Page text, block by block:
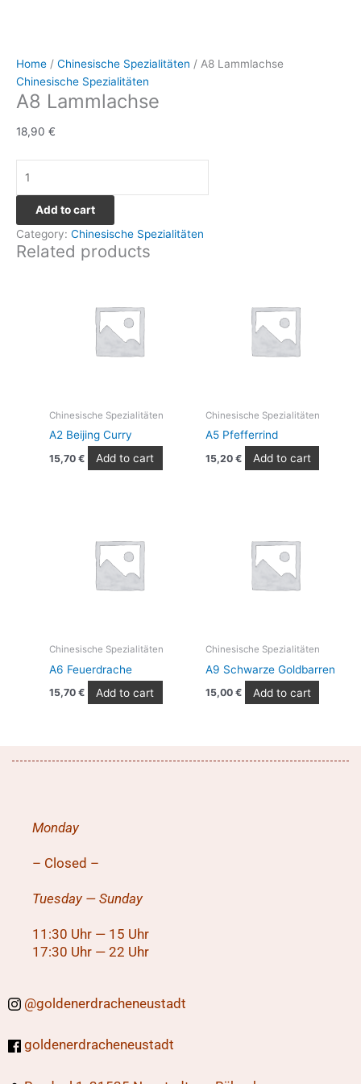
Home / Chinesische Spezialitäten / A8 Lammlachse
Chinesische Spezialitäten
A8 Lammlachse
18,90 €
Add to cart
Category: Chinesische Spezialitäten
Related products
Chinesische Spezialitäten
A2 Beijing Curry
15,70€ Add to cart
Chinesische Spezialitäten
A5 Pfefferrind
15,20 € Add to cart
Chinesische Spezialitäten
A6 Feuerdrache
15,70€ Add to cart
Chinesische Spezialitäten
A9 Schwarze Goldbarren
15,00 € Add to cart
Monday
– Closed –
Tuesday — Sunday
11:30 Uhr — 15 Uhr
17:30 Uhr — 22 Uhr
@goldenerdracheneustadt
goldenerdracheneustadt